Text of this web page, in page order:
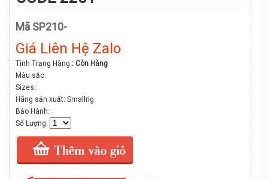
Mã SP210-
Giá Liên Hệ Zalo
Tình Trạng Hàng : Còn Hàng
Màu sắc:
Sizes:
Hãng sản xuất: Smallrig
Bảo Hành:
Số Lượng: